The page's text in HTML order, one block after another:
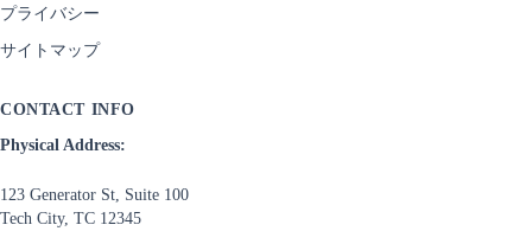
プライバシー
サイトマップ
CONTACT INFO
Physical Address:
123 Generator St, Suite 100
Tech City, TC 12345